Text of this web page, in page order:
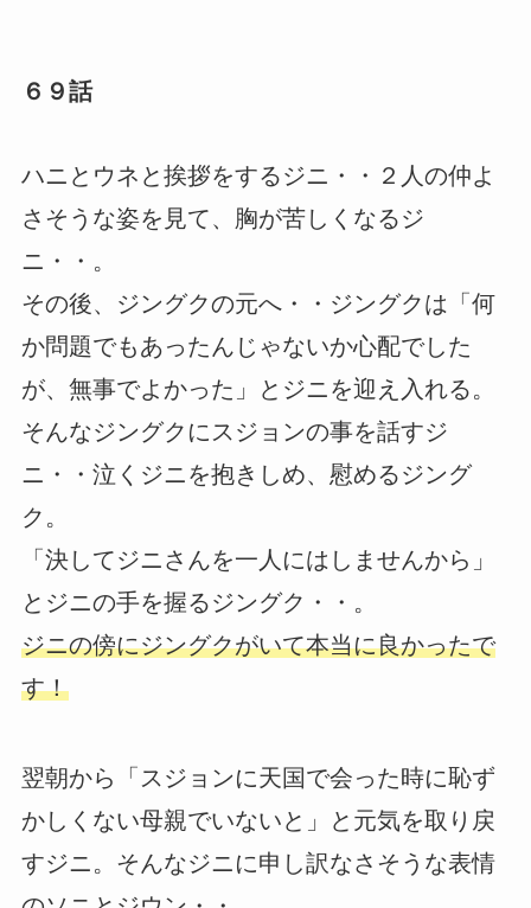
６９話
ハニとウネと挨拶をするジニ・・２人の仲よ
さそうな姿を見て、胸が苦しくなるジ
ニ・・。
その後、ジングクの元へ・・ジングクは「何
か問題でもあったんじゃないか心配でした
が、無事でよかった」とジニを迎え入れる。
そんなジングクにスジョンの事を話すジ
ニ・・泣くジニを抱きしめ、慰めるジング
ク。
「決してジニさんを一人にはしませんから」
とジニの手を握るジングク・・。
ジニの傍にジングクがいて本当に良かったで
す！
翌朝から「スジョンに天国で会った時に恥ず
かしくない母親でいないと」と元気を取り戻
すジニ。そんなジニに申し訳なさそうな表情